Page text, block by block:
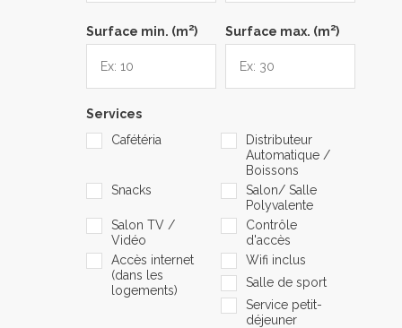
Surface min. (m2) Surface max. (m2)
Services
Cafétéria
Distributeur
Automatique /
Boissons
Snacks
Salon/ Salle
Polyvalente
Salon TV /
Vidéo
Contrôle
d'accès
Accès internet
(dans les
logements)
Wifi inclus
Salle de sport
Service petit-
déjeuner